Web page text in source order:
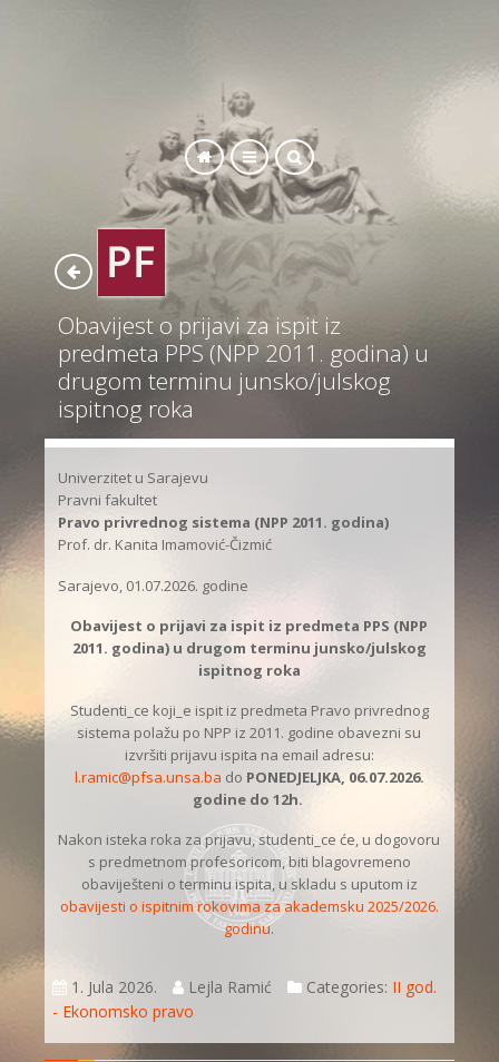
Obavijest o prijavi za ispit iz
predmeta PPS (NPP 2011. godina) u
drugom terminu junsko/julskog
ispitnog roka
Univerzitet u Sarajevu
Pravni fakultet
Pravo privrednog sistema (NPP 2011. godina)
Prof. dr. Kanita Imamović-Čizmić
Sarajevo, 01.07.2026. godine
Obavijest o prijavi za ispit iz predmeta PPS (NPP
2011. godina) u drugom terminu junsko/julskog
ispitnog roka
Studenti_ce koji_e ispit iz predmeta Pravo privrednog
sistema polažu po NPP iz 2011. godine obavezni su
izvršiti prijavu ispita na email adresu:
l.ramic@pfsa.unsa.ba do PONEDJELJKA, 06.07.2026.
godine do 12h.
Nakon isteka roka za prijavu, studenti_ce će, u dogovoru
s predmetnom profesoricom, biti blagovremeno
obaviješteni o terminu ispita, u skladu s uputom iz
obavijesti o ispitnim rokovima za akademsku 2025/2026.
godinu.
1. Jula 2026. Lejla Ramić Categories: II god.
- Ekonomsko pravo